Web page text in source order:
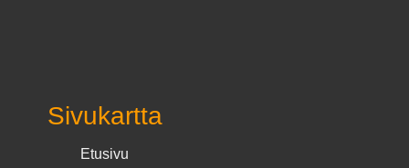
Sivukartta
Etusivu